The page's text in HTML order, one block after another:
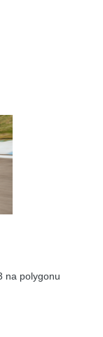
na polygonu